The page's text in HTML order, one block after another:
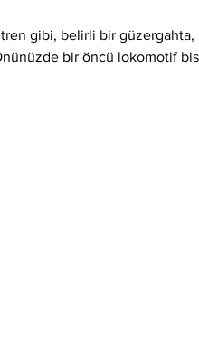
tren gibi, belirli bir
bir öncü lokomotif